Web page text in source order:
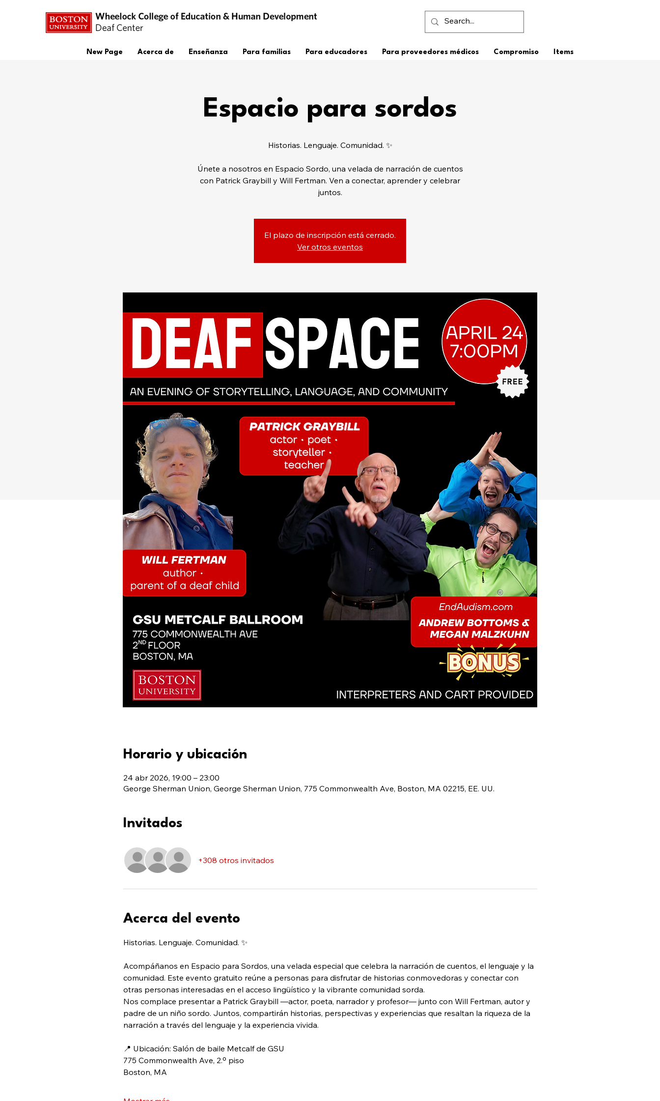
New Page Acerca de Enseñanza Para familias Para educadores Para proveedores médicos Compromiso Items
Espacio para sordos
Historias. Lenguaje. Comunidad. ✨
Únete a nosotros en Espacio Sordo, una velada de narración de cuentos
con Patrick Graybill y Will Fertman. Ven a conectar, aprender y celebrar
juntos.
El plazo de inscripción está cerrado.
Ver otros eventos
Horario y ubicación
24 abr 2026, 19:00 – 23:00
George Sherman Union, George Sherman Union, 775 Commonwealth Ave, Boston, MA 02215, EE. UU.
Invitados
+308 otros invitados
Acerca del evento
Historias. Lenguaje. Comunidad. ✨
Acompáñanos en Espacio para Sordos, una velada especial que celebra la narración de cuentos, el lenguaje y la
comunidad. Este evento gratuito reúne a personas para disfrutar de historias conmovedoras y conectar con
otras personas interesadas en el acceso lingüístico y la vibrante comunidad sorda.
Nos complace presentar a Patrick Graybill —actor, poeta, narrador y profesor— junto con Will Fertman, autor y
padre de un niño sordo. Juntos, compartirán historias, perspectivas y experiencias que resaltan la riqueza de la
narración a través del lenguaje y la experiencia vivida.
📍 Ubicación: Salón de baile Metcalf de GSU
775 Commonwealth Ave, 2.º piso
Boston, MA